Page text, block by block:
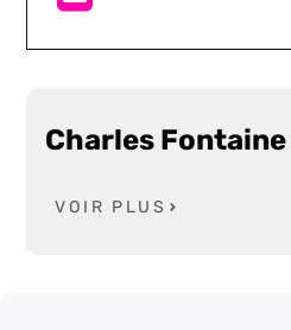
Charles Fontaine
VOIR PLUS